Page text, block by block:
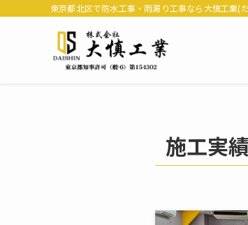
東京都北区で防水工事・雨漏り工事なら大慎工業(
施工実績